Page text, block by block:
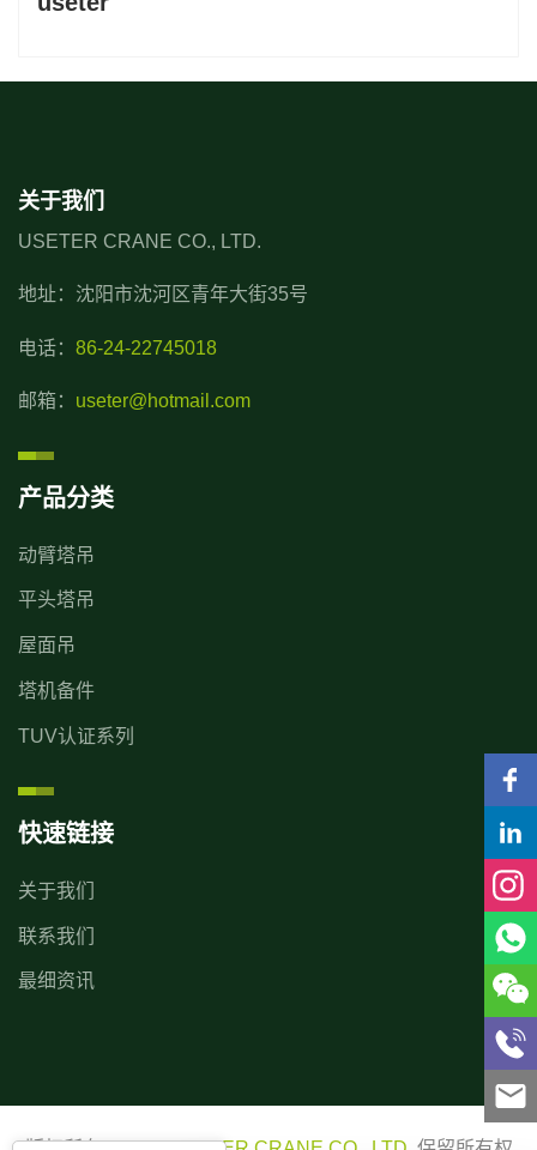
关于我们
USETER CRANE CO., LTD.
地址：沈阳市沈河区青年大街35号
电话： 86-24-22745018
邮箱： useter@hotmail.com
产品分类
动臂塔吊
平头塔吊
屋面吊
塔机备件
TUV认证系列
快速链接
关于我们
联系我们
最细资讯